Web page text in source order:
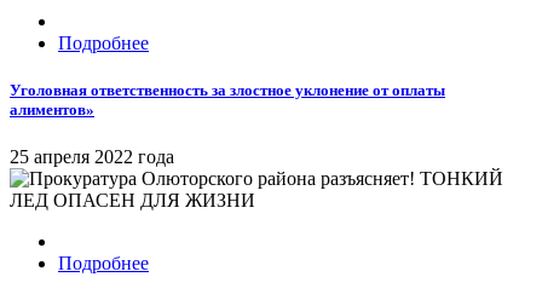
Подробнее
Уголовная ответственность за злостное уклонение от оплаты
алиментов»
25 апреля 2022 года
Подробнее